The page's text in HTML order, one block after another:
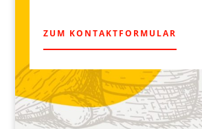
ZUM KONTAKTFORMULAR